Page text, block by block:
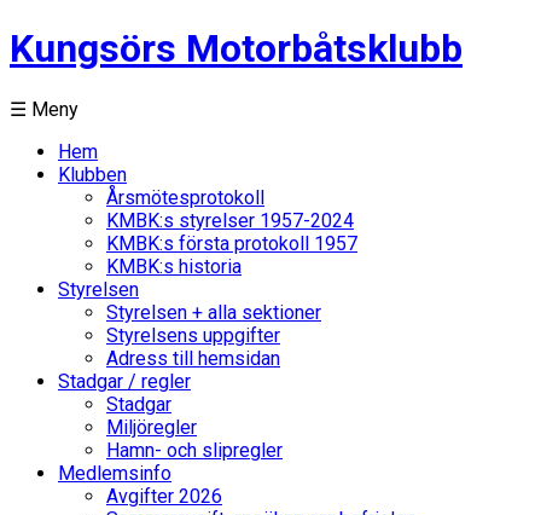
Kungsörs Motorbåtsklubb
☰ Meny
Hem
Klubben
Årsmötesprotokoll
KMBK:s styrelser 1957-2024
KMBK:s första protokoll 1957
KMBK:s historia
Styrelsen
Styrelsen + alla sektioner
Styrelsens uppgifter
Adress till hemsidan
Stadgar / regler
Stadgar
Miljöregler
Hamn- och slipregler
Medlemsinfo
Avgifter 2026